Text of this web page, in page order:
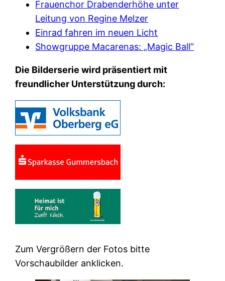
Frauenchor Drabenderhöhe unter
Leitung von Regine Melzer
Einrad fahren im neuen Licht
Showgruppe Macarenas: „Magic Ball“
Die Bilderserie wird präsentiert mit
freundlicher Unterstützung durch:
Zum Vergrößern der Fotos bitte
Vorschaubilder anklicken.